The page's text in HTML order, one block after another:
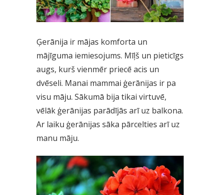
Ģerānija ir mājas komforta un
mājīguma iemiesojums. Mīļš un pieticīgs
augs, kurš vienmēr priecē acis un
dvēseli. Manai mammai ģerānijas ir pa
visu māju. Sākumā bija tikai virtuvē,
vēlāk ģerānijas parādījās arī uz balkona.
Ar laiku ģerānijas sāka pārcelties arī uz
manu māju.